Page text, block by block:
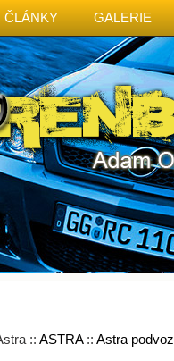
ČLÁNKY GALERIE
:: ASTRA:: Astra